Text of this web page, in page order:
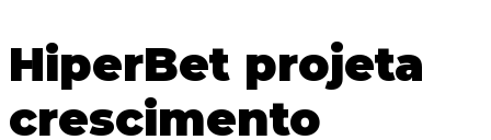
HiperBet projeta
crescimento